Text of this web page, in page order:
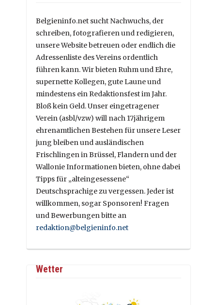
Belgieninfo.net sucht Nachwuchs, der
schreiben, fotografieren und redigieren,
unsere Website betreuen oder endlich die
Adressenliste des Vereins ordentlich
führen kann. Wir bieten Ruhm und Ehre,
supernette Kollegen, gute Laune und
mindestens ein Redaktionsfest im Jahr.
Bloß kein Geld. Unser eingetragener
Verein (asbl/vzw) will nach 17jährigem
ehrenamtlichen Bestehen für unsere Leser
jung bleiben und ausländischen
Frischlingen in Brüssel, Flandern und der
Wallonie Informationen bieten, ohne dabei
Tipps für „alteingesessene“
Deutschsprachige zu vergessen. Jeder ist
willkommen, sogar Sponsoren! Fragen
und Bewerbungen bitte an
redaktion@belgieninfo.net
Wetter